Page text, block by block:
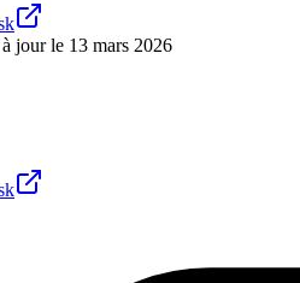
jour le 13 mars 2026